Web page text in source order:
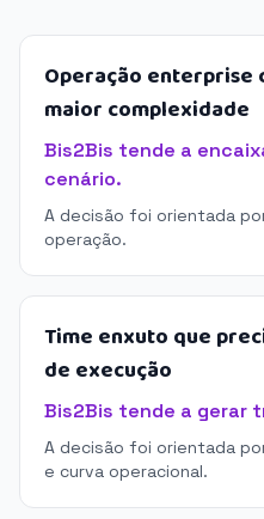
Operação enterprise
maior complexidade
Bis2Bis tende a
cenário.
A decisão foi orientada
operação.
Time enxuto que
de execução
Bis2Bis tende a gerar
A decisão foi orientada
e curva operacional.